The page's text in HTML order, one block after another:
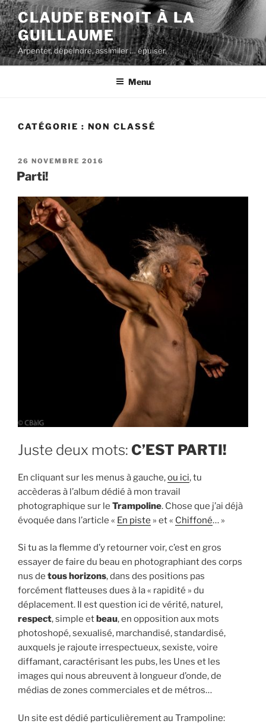
Aller
au
contenu
principal
CLAUDE BENOIT À LA
GUILLAUME
Arpenter, dépeindre, assimiler … épuiser.
Menu
CATÉGORIE : NON CLASSÉ
PUBLIÉ
LE
26 NOVEMBRE 2016
Parti!
Juste deux mots: C’EST PARTI!
En cliquant sur les menus à gauche,ou ici, tu
accèderas à l’album dédié à mon travail
photographique sur le Trampoline. Chose que j’ai déjà
évoquée dans l’article « En piste » et « Chiffoné… »
Si tu as la flemme d’y retourner voir, c’est en gros
essayer de faire du beau en photographiant des corps
nus de tous horizons, dans des positions pas
forcément flatteuses dues à la « rapidité » du
déplacement. Il est question ici de vérité, naturel,
respect, simple etbeau, en opposition aux mots
photoshopé, sexualisé, marchandisé, standardisé,
auxquels je rajoute irrespectueux, sexiste, voire
diffamant, caractérisant les pubs, les Unes et les
images qui nous abreuvent à longueur d’onde, de
médias de zones commerciales et de métros…
Un site est dédié particulièrement au Trampoline: